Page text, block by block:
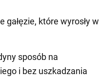
gałęzie, które wyrosły w
sposób na
i bez uszkadzania